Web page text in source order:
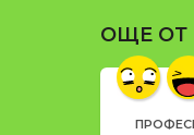
n
ОЩЕ ОТ